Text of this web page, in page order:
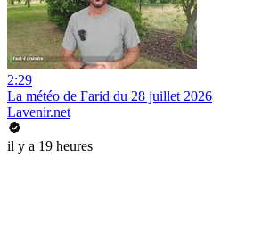
2:29
La météo de Farid du 28 juillet 2026
Lavenir.net
il y a 19 heures